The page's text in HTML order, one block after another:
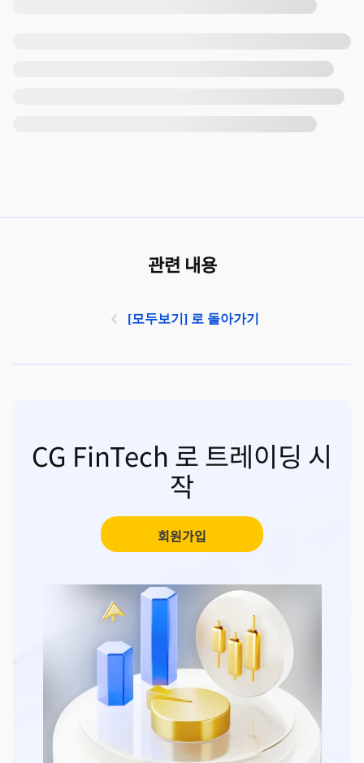
관련 내용
[모두보기] 로 돌아가기
CG FinTech 로 트레이딩 시
작
회원가입